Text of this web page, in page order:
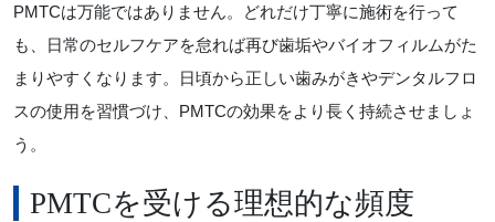
PMTCは万能ではありません。どれだけ丁寧に施術を行って
も、日常のセルフケアを怠れば再び歯垢やバイオフィルムがた
まりやすくなります。日頃から正しい歯みがきやデンタルフロ
スの使用を習慣づけ、PMTCの効果をより長く持続させましょ
う。
PMTCを受ける理想的な頻度